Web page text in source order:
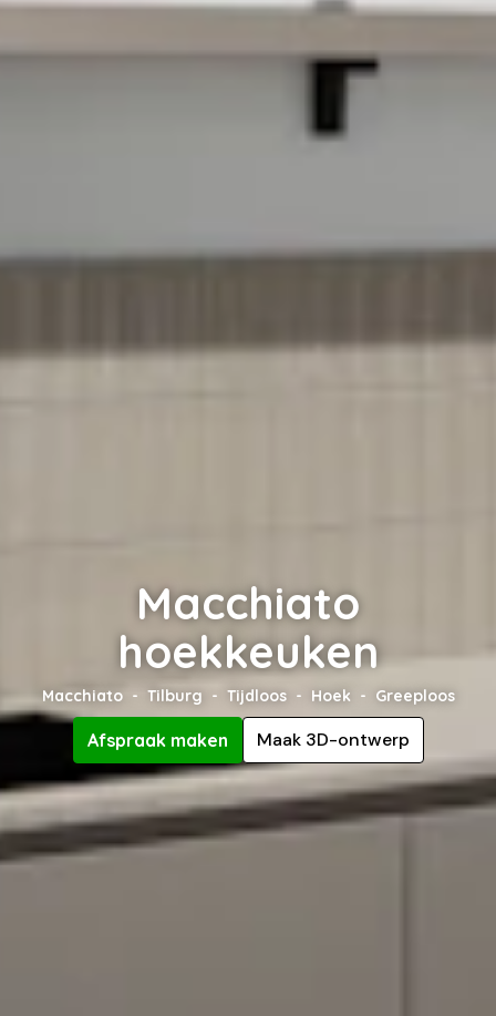
Macchiato
hoekkeuken
Macchiato Tilburg Tijdloos Hoek Greeploos
Afspraak maken Maak 3D-ontwerp